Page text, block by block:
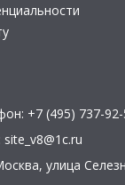
+7 (495) 737-
site_v8@1c.ru
, улица